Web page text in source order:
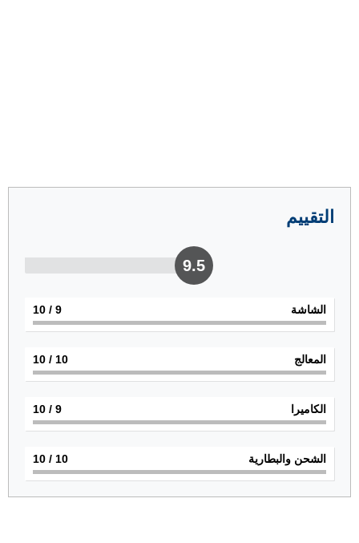
التقييم
9.5
الشاشة 9
/ 10
المعالج 10
/ 10
الكاميرا 9
/ 10
الشحن والبطارية 10
/ 10